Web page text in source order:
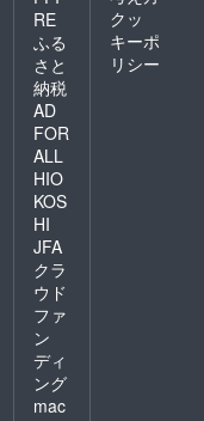
RE
ふる
さと
納税
AD
FOR
ALL
HIO
KOS
HI
JFA
クラ
ウド
ファ
ン
ディ
ング
mac
クッ
キーポ
リシー